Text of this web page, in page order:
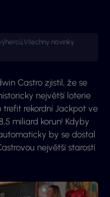
,Všechny novinky
Castro zjistil, že se
největší loterie
rekordní Jackpot ve
miliard korun! Kdyby
by se dostal
největší starostí